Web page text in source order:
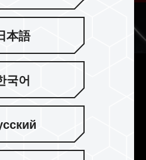
術
有優異的效能及穩定性！
（Low Density Parity
命。
本語
국어